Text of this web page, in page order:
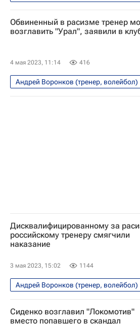
Волейбол
Станислав Шевченко
Аилама Сесе Монталво
Динамо-Урал (волейбол)
Обвиненный в расизме тренер
возглавить "Урал", заявили в
4 мая 2023, 11:14 416
Андрей Воронков (тренер, волейбол)
Волейбол
Дисквалифицированному за
российскому тренеру смягчили
наказание
3 мая 2023, 15:02 1144
Андрей Воронков (тренер, волейбол)
Вокруг спорта
Волейбол
Станислав Шевченко
Аилама
Сиденко возглавил "Локомотив"
вместо попавшего в скандал